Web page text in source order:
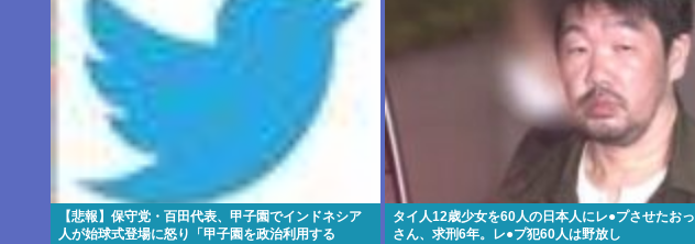
【悲報】保守党・百田代表、甲子園でインドネシア
人が始球式登場に怒り「甲子園を政治利用する
タイ人12歳少女を60人の日本人にレ●プさせたおっ
さん、求刑6年。レ●プ犯60人は野放し